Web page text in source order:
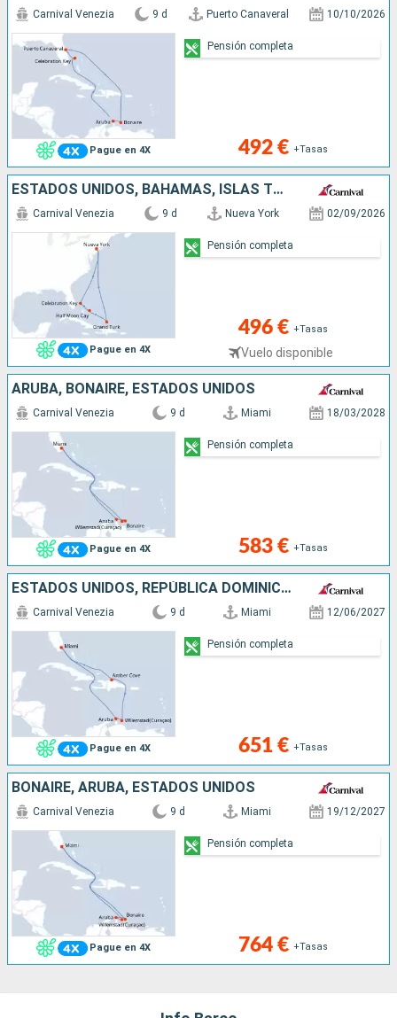
Pague en 4X
Carnival Venezia 9 d Puerto Canaveral 10/10/2026
492 € +Tasas
Pensión completa
ESTADOS UNIDOS, BAHAMAS, ISLAS TURCAS Y CAICOS
Pague en 4X
Carnival Venezia 9 d Nueva York 02/09/2026
496 € +Tasas
Vuelo disponible
Pensión completa
ARUBA, BONAIRE, ESTADOS UNIDOS
Pague en 4X
Carnival Venezia 9 d Miami 18/03/2028
583 € +Tasas
Pensión completa
ESTADOS UNIDOS, REPÚBLICA DOMINICANA, ARUBA
Pague en 4X
Carnival Venezia 9 d Miami 12/06/2027
651 € +Tasas
Pensión completa
BONAIRE, ARUBA, ESTADOS UNIDOS
Pague en 4X
Carnival Venezia 9 d Miami 19/12/2027
764 € +Tasas
Pensión completa